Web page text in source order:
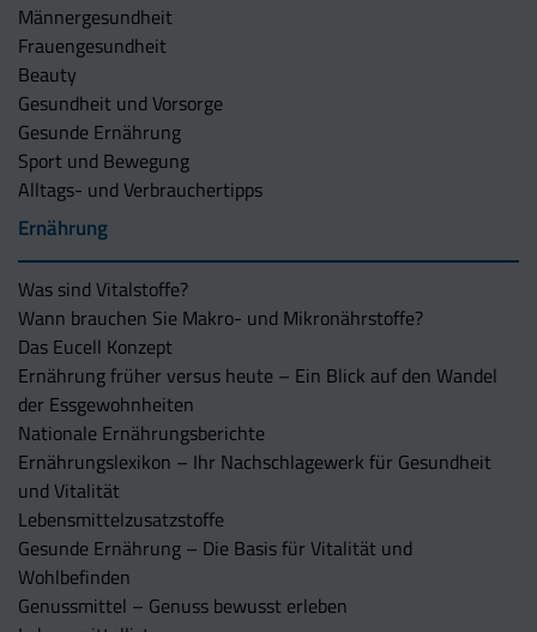
Männergesundheit
Frauengesundheit
Beauty
Gesundheit und Vorsorge
Gesunde Ernährung
Sport und Bewegung
Alltags- und Verbrauchertipps
Ernährung
Was sind Vitalstoffe?
Wann brauchen Sie Makro- und Mikronährstoffe?
Das Eucell Konzept
Ernährung früher versus heute – Ein Blick auf den Wandel
der Essgewohnheiten
Nationale Ernährungsberichte
Ernährungslexikon – Ihr Nachschlagewerk für Gesundheit
und Vitalität
Lebensmittelzusatzstoffe
Gesunde Ernährung – Die Basis für Vitalität und
Wohlbefinden
Genussmittel – Genuss bewusst erleben